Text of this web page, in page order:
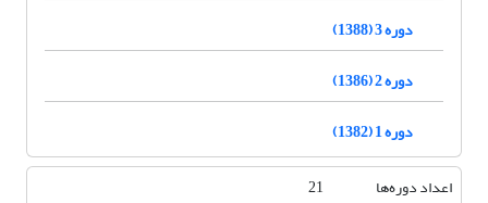
دوره 3 (1388)
دوره 2 (1386)
دوره 1 (1382)
اعداد دوره‌ها 21